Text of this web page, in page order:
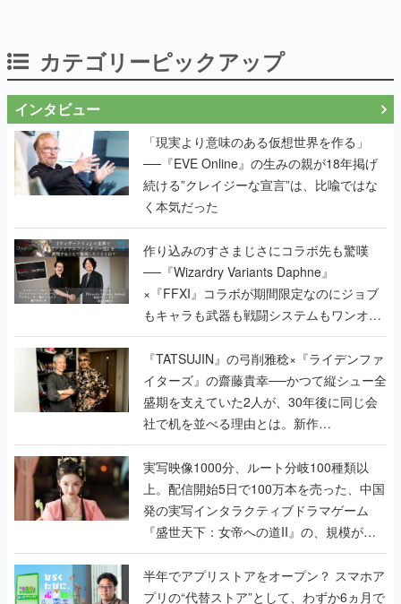
カテゴリーピックアップ
インタビュー
「現実より意味のある仮想世界を作る」
──『EVE Online』の生みの親が18年掲げ
続ける”クレイジーな宣言”は、比喩ではな
く本気だった
作り込みのすさまじさにコラボ先も驚嘆
──『Wizardry Variants Daphne』
×『FFXI』コラボが期間限定なのにジョブ
もキャラも武器も戦闘システムもワンオフ
で作り込まれた理由を両ディレクターに聞
く
『TATSUJIN』の弓削雅稔×『ライデンファ
イターズ』の齋藤貴幸──かつて縦シュー全
盛期を支えていた2人が、30年後に同じ会
社で机を並べる理由とは。新作
『TATSUJIN EXTREME』で初タッグを組
んだレジェンド2人に訊く開発秘話
実写映像1000分、ルート分岐100種類以
上。配信開始5日で100万本を売った、中国
発の実写インタラクティブドラマゲーム
『盛世天下：女帝への道II』の、規模が違
うこだわりをプロデューサーに聞いた
半年でアプリストアをオープン？ スマホア
プリの“代替ストア”として、わずか6ヵ月で